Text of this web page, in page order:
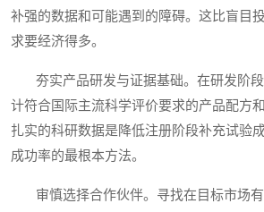
补强的数据和可能遇到的障碍。这比盲目
求要经济得多。
夯实产品研发与证据基础。在研发阶段
计符合国际主流科学评价要求的产品配方
扎实的科研数据是降低注册阶段补充试验
成功率的最根本方法。
审慎选择合作伙伴。寻找在目标市场有